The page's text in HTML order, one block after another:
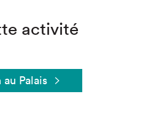
activité
Palais